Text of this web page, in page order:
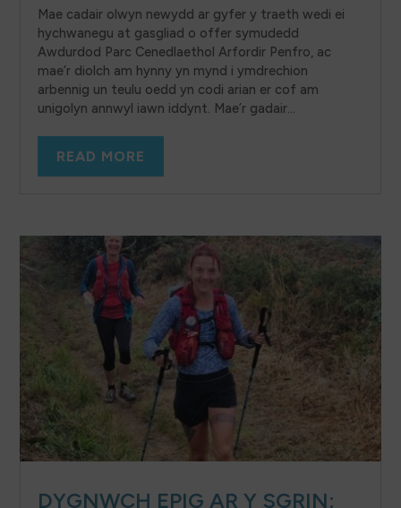
Mae cadair olwyn newydd ar gyfer y traeth wedi ei
hychwanegu at gasgliad o offer symudedd
Awdurdod Parc Cenedlaethol Arfordir Penfro, ac
mae’r diolch am hynny yn mynd i ymdrechion
arbennig un teulu oedd yn codi arian er cof am
unigolyn annwyl iawn iddynt. Mae’r gadair...
READ MORE
DYGNWCH EPIG AR Y SGRIN: